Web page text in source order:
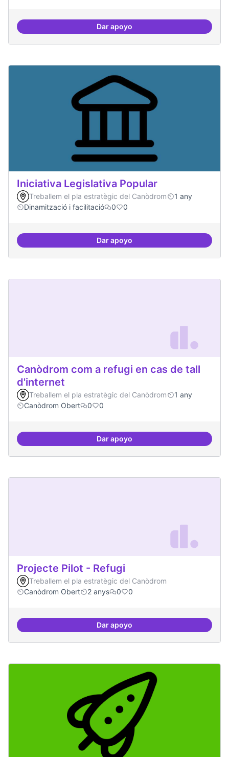
Dar apoyoCol·laboració amb Torre
Iniciativa Legislativa Popular
Treballem el pla estratègic del Canòdrom
1 any
Dinamització i facilitació
0 0
Dar apoyoIniciativa Legislativa Popular
Canòdrom com a refugi en cas de tall
d'internet
Treballem el pla estratègic del Canòdrom
1 any
Canòdrom Obert
0 0
Dar apoyoCanòdrom com a refugi en cas
Projecte Pilot - Refugi
Treballem el pla estratègic del Canòdrom
Canòdrom Obert
2 anys 0 0
Dar apoyoProjecte Pilot - Refugi